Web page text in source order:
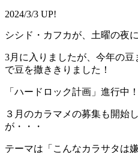
2024/3/3 UP!
シシド・カフカが、土曜の夜
3月に入りましたが、今年の
で豆を撒ききりました！
「ハードロック計画」進行中
３月のカラマメの募集も開始
が・・・
テーマは「こんなカラサタは